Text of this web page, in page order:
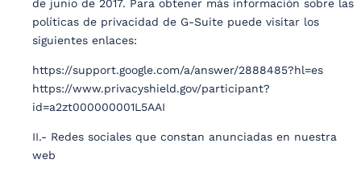
de junio de 2017. Para obtener más información sobre las
políticas de privacidad de G-Suite puede visitar los
siguientes enlaces:
https://support.google.com/a/answer/2888485?hl=es
https://www.privacyshield.gov/participant?
id=a2zt000000001L5AAI
II.- Redes sociales que constan anunciadas en nuestra
web